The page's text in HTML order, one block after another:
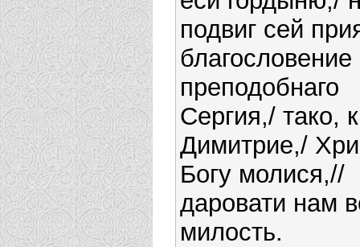
подвиг сей
благословение
преподобнаго
Сергия,/ тако,
Димитрие,/
Богу молися,//
даровати нам
милость.